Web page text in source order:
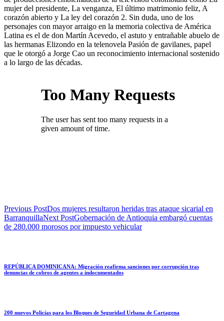
mujer del presidente, La venganza, El último matrimonio feliz, A
corazón abierto y La ley del corazón 2. Sin duda, uno de los
personajes con mayor arraigo en la memoria colectiva de América
Latina es el de don Martín Acevedo, el astuto y entrañable abuelo de
las hermanas Elizondo en la telenovela Pasión de gavilanes, papel
que le otorgó a Jorge Cao un reconocimiento internacional sostenido
a lo largo de las décadas.
Previous PostDos mujeres resultaron heridas tras ataque sicarial en
BarranquillaNext PostGobernación de Antioquia embargó cuentas
de 280.000 morosos por impuesto vehicular
REPÚBLICA DOMINICANA: Migración reafirma sanciones por corrupción tras
denuncias de cobros de agentes a indocumentados
200 nuevos Policías para los Bloques de Seguridad Urbana de Cartagena